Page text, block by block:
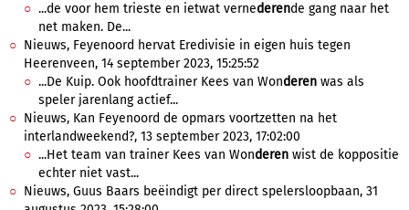
...de voor hem trieste en ietwat vernederende gang naar het
net maken. De...
Nieuws, Feyenoord hervat Eredivisie in eigen huis tegen
Heerenveen, 14 september 2023, 15:25:52
...De Kuip. Ook hoofdtrainer Kees van Wonderen was als
speler jarenlang actief...
Nieuws, Kan Feyenoord de opmars voortzetten na het
interlandweekend?, 13 september 2023, 17:02:00
...Het team van trainer Kees van Wonderen wist de koppositie
echter niet vast...
Nieuws, Guus Baars beëindigt per direct spelersloopbaan, 31